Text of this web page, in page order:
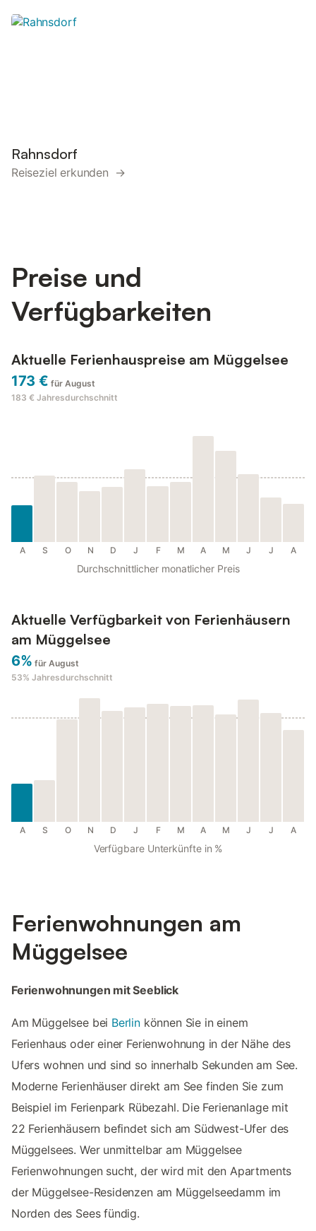
Rahnsdorf
Reiseziel erkunden →
Preise und
Verfügbarkeiten
Aktuelle Ferienhauspreise am Müggelsee
173 € für August
183 € Jahresdurchschnitt
A S O N D J F M A M J J A
Durchschnittlicher monatlicher Preis
Aktuelle Verfügbarkeit von Ferienhäusern
am Müggelsee
6% für August
53% Jahresdurchschnitt
A S O N D J F M A M J J A
Verfügbare Unterkünfte in %
Ferienwohnungen am
Müggelsee
Ferienwohnungen mit Seeblick
Am Müggelsee bei Berlinkönnen Sie in einem
Ferienhaus oder einer Ferienwohnung in der Nähe des
Ufers wohnen und sind so innerhalb Sekunden am See.
Moderne Ferienhäuser direkt am See finden Sie zum
Beispiel im Ferienpark Rübezahl. Die Ferienanlage mit
22 Ferienhäusern befindet sich am Südwest-Ufer des
Müggelsees. Wer unmittelbar am Müggelsee
Ferienwohnungen sucht, der wird mit den Apartments
der Müggelsee-Residenzen am Müggelseedamm im
Norden des Sees fündig.